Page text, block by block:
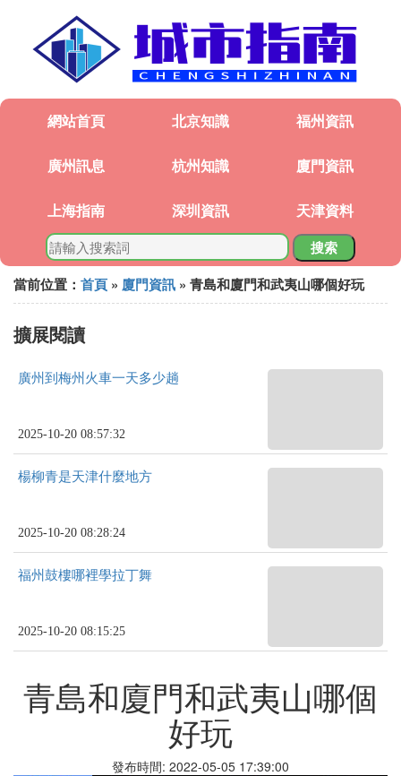
網站首頁 北京知識 福州資訊
廣州訊息 杭州知識 廈門資訊
上海指南 深圳資訊 天津資料
搜索
當前位置： 首頁 » 廈門資訊 » 青島和廈門和武夷山哪個好玩
擴展閱讀
廣州到梅州火車一天多少趟
2025-10-20 08:57:32
楊柳青是天津什麼地方
2025-10-20 08:28:24
福州鼓樓哪裡學拉丁舞
2025-10-20 08:15:25
青島和廈門和武夷山哪個
好玩
發布時間: 2022-05-05 17:39:00